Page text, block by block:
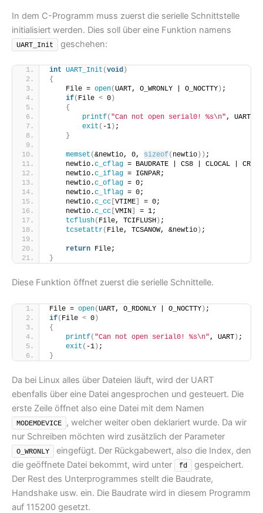
In dem C-Programm muss zuerst die serielle Schnittstelle
initialisiert werden. Dies soll über eine Funktion namens
UART_Init geschehen:
int UART_Init (void )
{
    File =
open(UART, O_WRONLY | O_NOCTTY ) ;
if( File < 0 )
{
printf( "Can not open serial0! %s\n", UART
exit ( -1 ) ;
}
memset (&newtio, 0, sizeof( newtio )) ;
    newtio.
c_cflag = BAUDRATE | CS8 | CLOCAL |
    newtio.
c_iflag = IGNPAR;
    newtio.
c_oflag = 0;
    newtio.
c_lflag = 0;
    newtio.
c_cc VTIME
= 0;
    newtio.
c_cc VMIN
= 1;
tcflush( File, TCIFLUSH ) ;
tcsetattr( File, TCSANOW, &newtio ) ;
return File;
}
Diese Funktion öffnet zuerst die serielle Schnittelle.
File = open(UART, O_RDONLY | O_NOCTTY) ;
if( File < 0)
{
printf( "Can not open serial0! %s\n" , UART) ;
exit ( -1) ;
}
Da bei Linux alles über Dateien läuft, wird der UART
ebenfalls über eine Datei angesprochen und gesteuert. Die
erste Zeile öffnet also eine Datei mit dem Namen
MODEMDEVICE
, welcher weiter oben deklariert wurde. Da wir
nur Schreiben möchten wird zusätzlich der Parameter
O_WRONLY
eingefügt. Der Rückgabewert, also die Index, den
die geöffnete Datei bekommt, wird unter
fd
gespeichert.
Der Rest des Unterprogrammes stellt die Baudrate,
Handshake usw. ein. Die Baudrate wird in diesem Programm
auf 115200 gesetzt.